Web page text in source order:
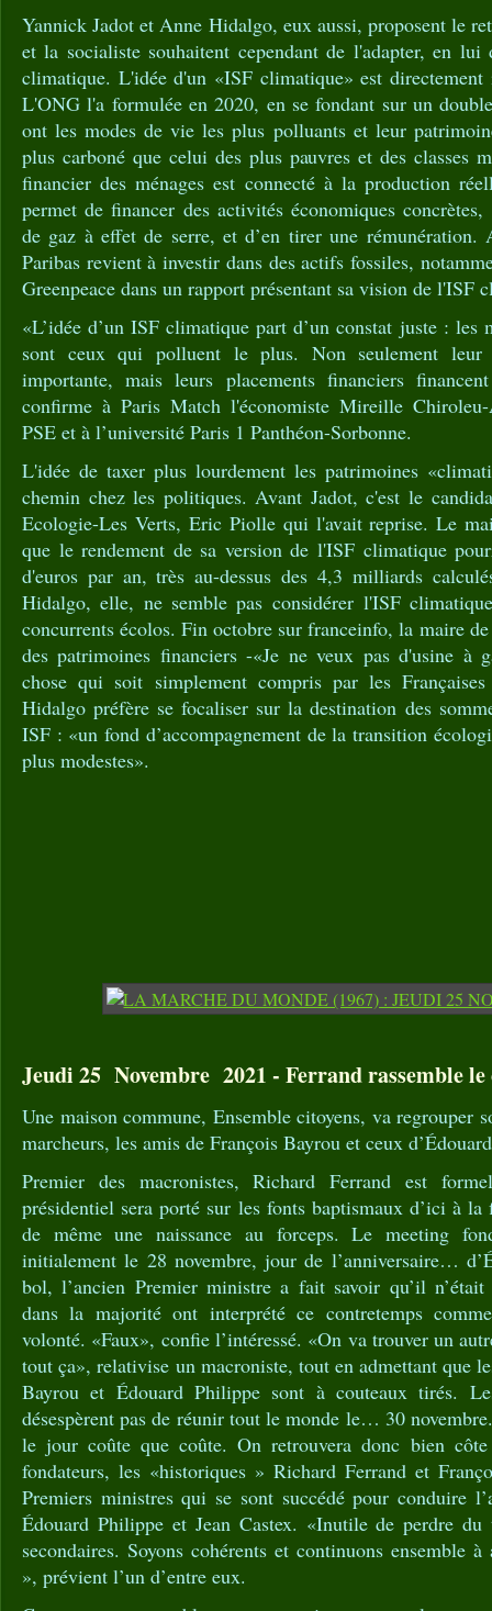
Yannick Jadot et Anne Hidalgo, eux aussi, proposent le
et la socialiste souhaitent cependant de l'adapter, en lui
climatique. L'idée d'un «ISF climatique» est directement
L'ONG l'a formulée en 2020, en se fondant sur un
ont les modes de vie les plus polluants et leur
plus carboné que celui des plus pauvres et des classes
financier des ménages est connecté à la production
permet de financer des activités économiques concrètes,
de gaz à effet de serre, et d’en tirer une rémunération.
Paribas revient à investir dans des actifs fossiles,
Greenpeace dans un rapport présentant sa vision de l'ISF
«L’idée d’un ISF climatique part d’un constat juste : les
sont ceux qui polluent le plus. Non seulement leur
importante, mais leurs placements financiers
confirme à Paris Match l'économiste Mireille Chiroleu-
PSE et à l’université Paris 1 Panthéon-Sorbonne.
L'idée de taxer plus lourdement les patrimoines
chemin chez les politiques. Avant Jadot, c'est le
Ecologie-Les Verts, Eric Piolle qui l'avait reprise. Le
que le rendement de sa version de l'ISF climatique
d'euros par an, très au-dessus des 4,3 milliards
Hidalgo, elle, ne semble pas considérer l'ISF
concurrents écolos. Fin octobre sur franceinfo, la maire
des patrimoines financiers -«Je ne veux pas d'usine à
chose qui soit simplement compris par les
Hidalgo préfère se focaliser sur la destination des
ISF : «un fond d’accompagnement de la transition
plus modestes».
Jeudi 25 Novembre 2021 - Ferrand rassemble
Une maison commune, Ensemble citoyens, va regrouper
marcheurs, les amis de François Bayrou et ceux
Premier des macronistes, Richard Ferrand est
présidentiel sera porté sur les fonts baptismaux d’ici à
de même une naissance au forceps. Le meeting
initialement le 28 novembre, jour de l’anniversaire…
bol, l’ancien Premier ministre a fait savoir qu’il
dans la majorité ont interprété ce contretemps
volonté. «Faux», confie l’intéressé. «On va trouver un
tout ça», relativise un macroniste, tout en admettant que
Bayrou et Édouard Philippe sont à couteaux tirés.
désespèrent pas de réunir tout le monde le… 30
le jour coûte que coûte. On retrouvera donc bien
fondateurs, les «historiques » Richard Ferrand et
Premiers ministres qui se sont succédé pour conduire
Édouard Philippe et Jean Castex. «Inutile de perdre du
secondaires. Soyons cohérents et continuons ensemble
», prévient l’un d’entre eux.